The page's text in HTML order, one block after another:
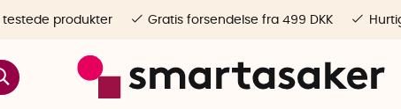
testede produkter Gratis forsendelse fra 499 DKK